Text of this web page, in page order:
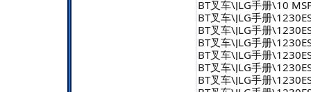
BT叉车\JLG手册\10
BT叉车\JLG手册
BT叉车\JLG手册
BT叉车\JLG手册
BT叉车\JLG手册
BT叉车\JLG手册
BT叉车\JLG手册